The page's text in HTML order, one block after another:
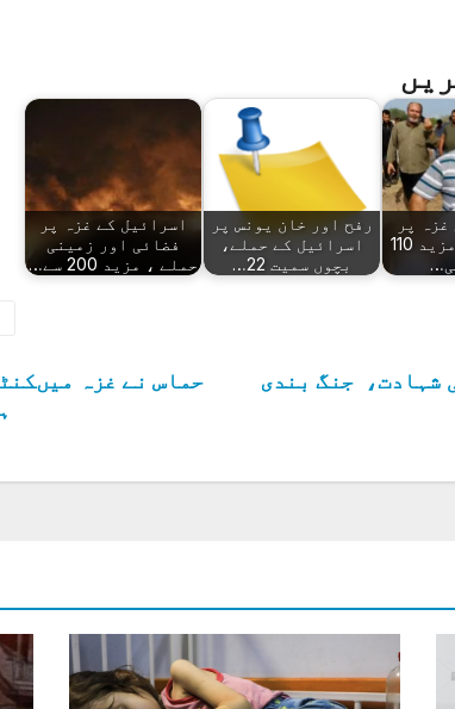
پر
بمباری میں مزید 110
رفح اور خان یونس پر
اسرائیل کے حملے،
بچوں سمیت 22…
اسرائیل کے غزہ پر
فضائی اور زمینی
حملے ، مزید 200 سے…
کی شہادت، جنگ بندی